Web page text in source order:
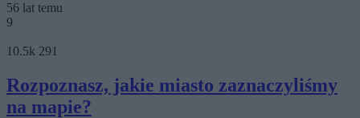
56 lat temu
9
10.5k 291
Rozpoznasz, jakie miasto zaznaczyliśmy
na mapie?